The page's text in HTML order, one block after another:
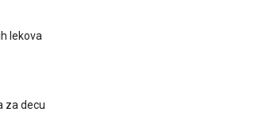
lekova
za decu